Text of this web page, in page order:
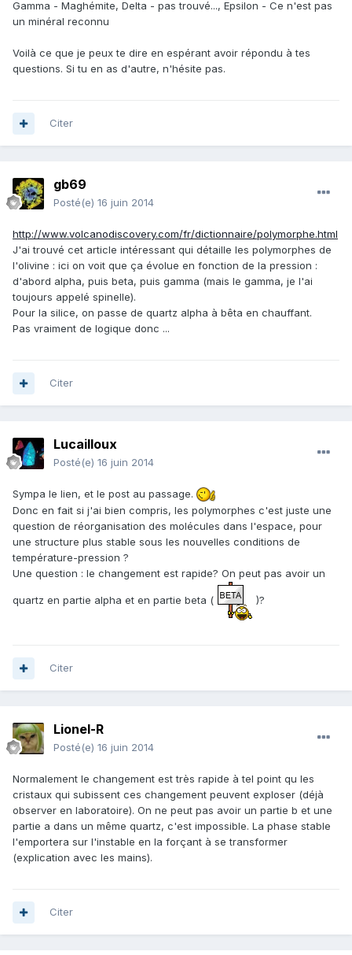
Gamma - Maghémite, Delta - pas trouvé..., Epsilon - Ce n'est pas
un minéral reconnu
Voilà ce que je peux te dire en espérant avoir répondu à tes
questions. Si tu en as d'autre, n'hésite pas.
Citer
gb69
Posté(e) 16 juin 2014
http://www.volcanodiscovery.com/fr/dictionnaire/polymorphe.html
J'ai trouvé cet article intéressant qui détaille les polymorphes de
l'olivine : ici on voit que ça évolue en fonction de la pression :
d'abord alpha, puis beta, puis gamma (mais le gamma, je l'ai
toujours appelé spinelle).
Pour la silice, on passe de quartz alpha à bêta en chauffant.
Pas vraiment de logique donc ...
Citer
Lucailloux
Posté(e) 16 juin 2014
Sympa le lien, et le post au passage.
Donc en fait si j'ai bien compris, les polymorphes c'est juste une
question de réorganisation des molécules dans l'espace, pour
une structure plus stable sous les nouvelles conditions de
température-pression ?
Une question : le changement est rapide? On peut pas avoir un
quartz en partie alpha et en partie beta ( )?
Citer
Lionel-R
Posté(e) 16 juin 2014
Normalement le changement est très rapide à tel point qu les
cristaux qui subissent ces changement peuvent exploser (déjà
observer en laboratoire). On ne peut pas avoir un partie b et une
partie a dans un même quartz, c'est impossible. La phase stable
l'emportera sur l'instable en la forçant à se transformer
(explication avec les mains).
Citer